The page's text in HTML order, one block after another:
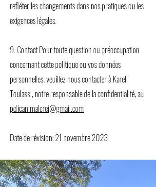
refléter les changements dans nos pratiques ou les
exigences légales.
9. Contact Pour toute question ou préoccupation
concernant cette politique ou vos données
personnelles, veuillez nous contacter à Karel
Toulassi, notre responsable de la confidentialité, au
pelican.malerei@gmail.com
Date de révision: 21 novembre 2023